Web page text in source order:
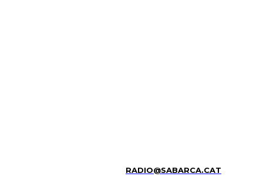
RADIO@SABARCA.CAT